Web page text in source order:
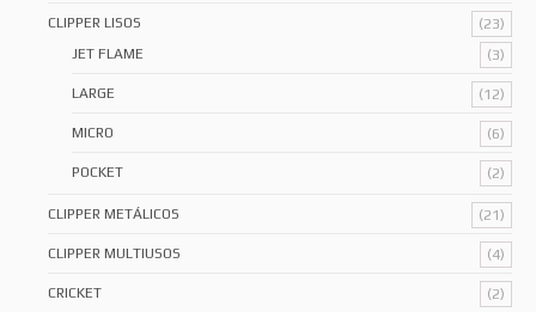
CLIPPER LISOS
(23)
JET FLAME
(3)
LARGE (12)
MICRO (6)
POCKET (2)
CLIPPER METÁLICOS (21)
CLIPPER MULTIUSOS (4)
CRICKET (2)